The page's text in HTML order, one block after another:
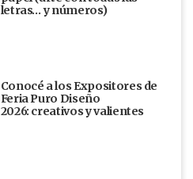
letras… y números)
Conocé a los Expositores de
Feria Puro Diseño
2026: creativos y valientes